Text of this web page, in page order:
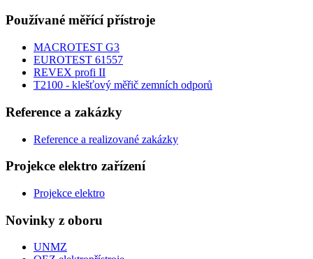
Používané měřící přístroje
MACROTEST G3
EUROTEST 61557
REVEX profi II
T2100 - klešťový měřič zemních odporů
Reference a zakázky
Reference a realizované zakázky
Projekce elektro zařízení
Projekce elektro
Novinky z oboru
UNMZ